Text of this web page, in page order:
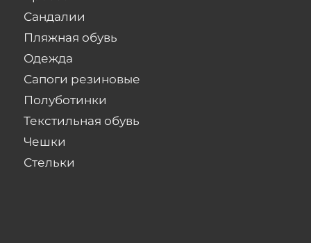
Сандалии
Пляжная обувь
Одежда
Сапоги резиновые
Полуботинки
Текстильная обувь
Чешки
Стельки